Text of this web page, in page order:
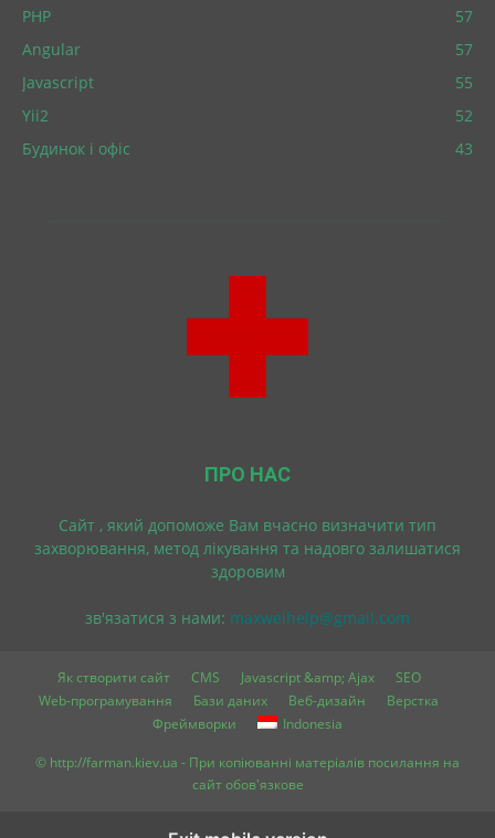
PHP
57
Angular
57
Javascript
55
Yii2
52
Будинок і офіс
43
ПРО НАС
Cайт , який допоможе Вам вчасно визначити тип
захворювання, метод лікування та надовго залишатися
здоровим
зв'язатися з нами: maxwelhelp@gmail.com
Як створити сайт CMS Javascript &amp; Ajax
SEO
Web-програмування
Бази даних Веб-дизайн
Верстка
Фреймворки
Indonesia
© http://farman.kiev.ua - При копіюванні матеріалів посилання на
сайт обов'язкове